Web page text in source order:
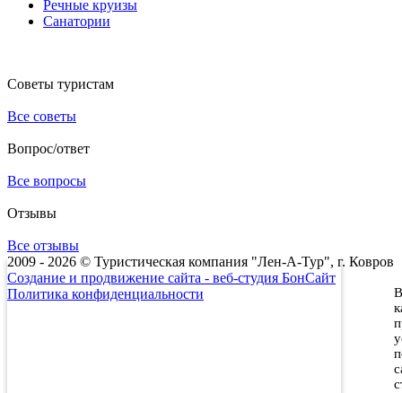
Речные круизы
Санатории
Советы туристам
Все советы
Вопрос/ответ
Все вопросы
Отзывы
Все отзывы
2009 - 2026 © Туристическая компания "Лен-А-Тур", г. Ковров
Создание и продвижение сайта - веб-студия БонСайт
Политика конфиденциальности